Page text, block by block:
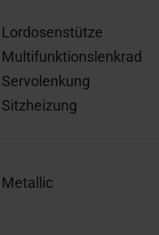
Lordosenstütze
Multifunktionslenkrad
Servolenkung
Sitzheizung
Metallic